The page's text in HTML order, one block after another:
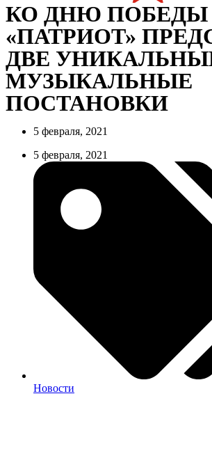
КО ДНЮ ПОБЕДЫ
«ПАТРИОТ»
ДВЕ
МУЗЫКАЛЬНЫЕ
ПОСТАНОВКИ
5 февраля, 2021
5 февраля, 2021
Новости